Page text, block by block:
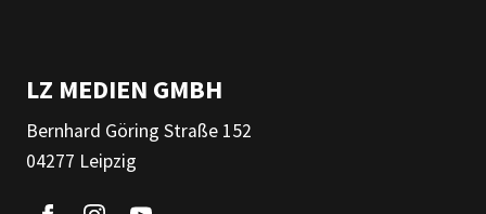
LZ MEDIEN GMBH
Bernhard Göring Straße 152
04277 Leipzig